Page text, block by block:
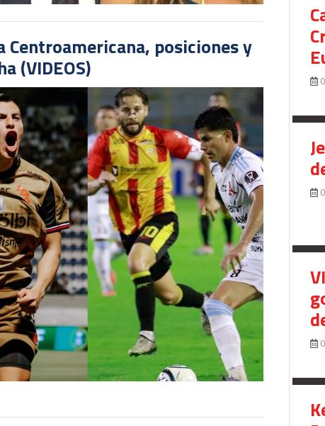
Centroamericana, posiciones y
(VIDEOS)